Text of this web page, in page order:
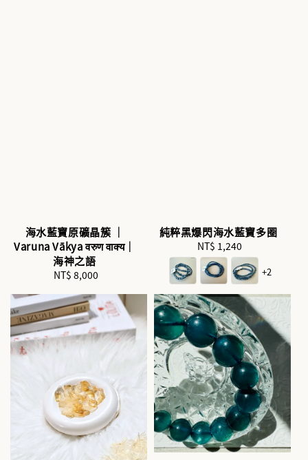
海水藍寶原礦晶簇 ｜
Varuna Vākya वरुण वाक्य｜
海神之語
Regular
NT$ 8,000
純粹黑爆閃海水藍寶多圈
Regular
price
NT$ 1,240
+2